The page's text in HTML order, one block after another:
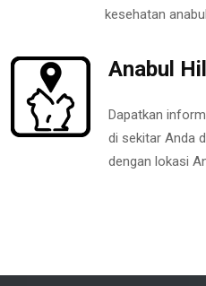
kesehatan
Anabul
Dapatkan
di sekitar Anda
dengan lokasi